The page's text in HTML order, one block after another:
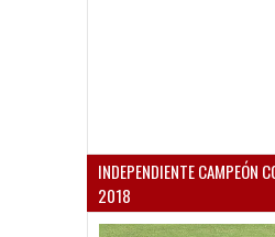
INDEPENDIENTE CAMPEÓN
2018